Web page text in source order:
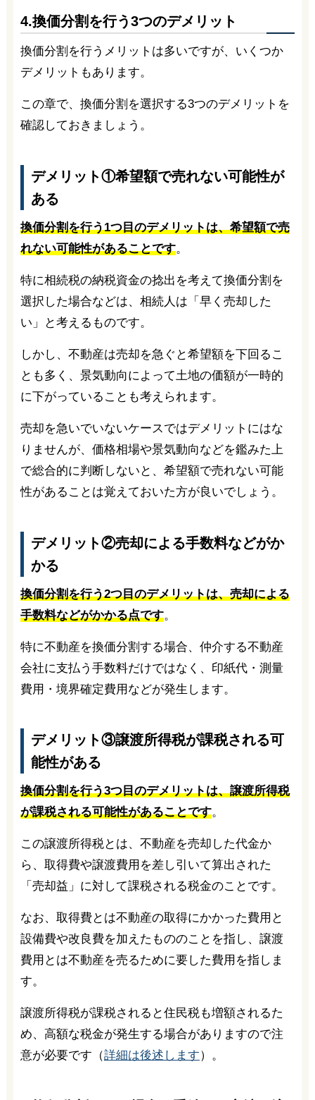
4.換価分割を行う3つのデメリット
換価分割を行うメリットは多いですが、いくつか
デメリットもあります。
この章で、換価分割を選択する3つのデメリットを
確認しておきましょう。
デメリット①希望額で売れない可能性が
ある
換価分割を行う1つ目のデメリットは、希望額で売
れない可能性があることです。
特に相続税の納税資金の捻出を考えて換価分割を
選択した場合などは、相続人は「早く売却した
い」と考えるものです。
しかし、不動産は売却を急ぐと希望額を下回るこ
とも多く、景気動向によって土地の価額が一時的
に下がっていることも考えられます。
売却を急いでいないケースではデメリットにはな
りませんが、価格相場や景気動向などを鑑みた上
で総合的に判断しないと、希望額で売れない可能
性があることは覚えておいた方が良いでしょう。
デメリット②売却による手数料などがか
かる
換価分割を行う2つ目のデメリットは、売却による
手数料などがかかる点です。
特に不動産を換価分割する場合、仲介する不動産
会社に支払う手数料だけではなく、印紙代・測量
費用・境界確定費用などが発生します。
デメリット③譲渡所得税が課税される可
能性がある
換価分割を行う3つ目のデメリットは、譲渡所得税
が課税される可能性があることです。
この譲渡所得税とは、不動産を売却した代金か
ら、取得費や譲渡費用を差し引いて算出された
「売却益」に対して課税される税金のことです。
なお、取得費とは不動産の取得にかかった費用と
設備費や改良費を加えたもののことを指し、譲渡
費用とは不動産を売るために要した費用を指しま
す。
譲渡所得税が課税されると住民税も増額されるた
め、高額な税金が発生する場合がありますので注
意が必要です（詳細は後述します）。